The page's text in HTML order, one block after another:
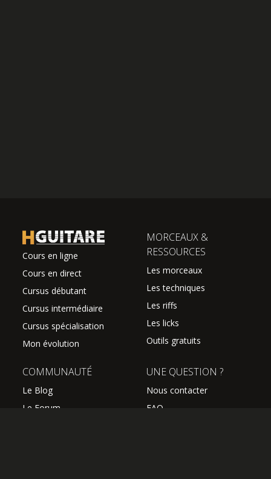
Cours en ligne
Cours en direct
Cursus débutant
Cursus intermédiaire
Cursus spécialisation
Mon évolution
MORCEAUX &
RESSOURCES
Les morceaux
Les techniques
Les riffs
Les licks
Outils gratuits
COMMUNAUTÉ
Le Blog
Le Forum
UNE QUESTION ?
Nous contacter
FAQ